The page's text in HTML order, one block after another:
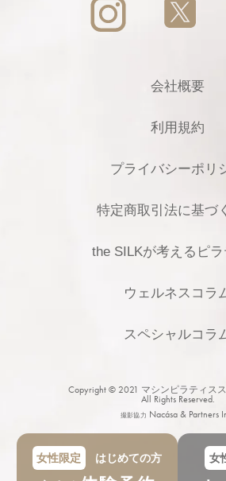
会社概要
利用規約
プライバシーポリ
特定商取引法に基づ
the SILKが考えるピラ
ウェルネスコラ
スペシャルコラ
Copyright © 2021 マシンピラティス
All Rights Reserved.
撮影協力 Nacása & Partners
女性限定 はじめての方 女